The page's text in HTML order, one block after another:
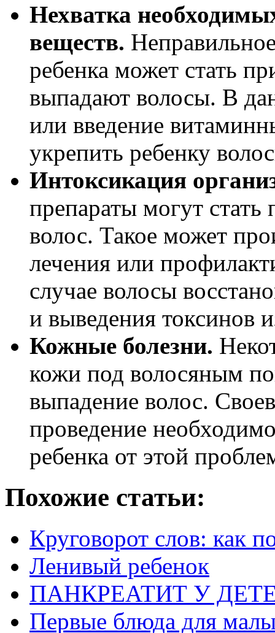
Нехватка
веществ.
ребенка может стать
выпадают волосы. В
или введение
укрепить ребенку
Интоксикация
препараты могут
волос. Такое может
лечения или
случае волосы
и выведения токсинов
Кожные болезни.
кожи под волосяным
выпадение волос.
проведение
ребенка от этой
Похожие статьи:
Круговорот слов: как
Ленивый ребенок
ПАНКРЕАТИТ У
Первые блюда для